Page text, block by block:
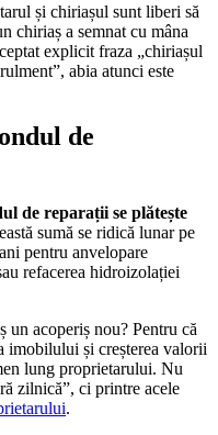
și chiriașul sunt liberi să
chiriaș a semnat cu mâna
explicit fraza „chiriașul
abia atunci este
de
de reparații se plătește
sumă se ridică lunar pe
pentru anvelopare
refacerea hidroizolației
un acoperiș nou? Pentru că
imobilului și creșterea valorii
lung proprietarului. Nu
zilnică”, ci printre acele
.